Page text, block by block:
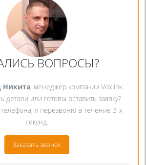
ВОПРОСЫ?
Никита, менеджер компании Voxlink.
детали или готовы оставить заявку?
я перезвоню в течение 3-х
секунд.
Заказать звонок